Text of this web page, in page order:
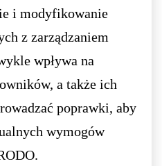
i modyfikowanie
z zarządzaniem
wpływa na
a także ich
poprawki, aby
wymogów